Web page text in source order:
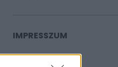
IMPRESSZUM